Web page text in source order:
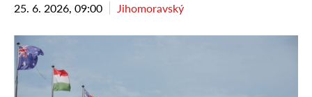
25. 6. 2026, 09:00 Jihomoravský